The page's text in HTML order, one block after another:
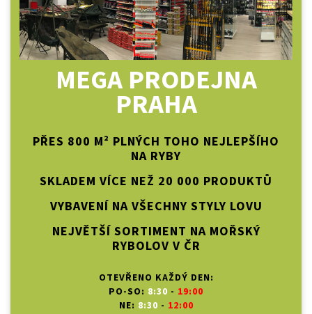
MEGA PRODEJNA
PRAHA
PŘES 800 M² PLNÝCH TOHO NEJLEPŠÍHO
NA RYBY
SKLADEM VÍCE NEŽ 20 000 PRODUKTŮ
VYBAVENÍ NA VŠECHNY STYLY LOVU
NEJVĚTŠÍ SORTIMENT NA MOŘSKÝ
RYBOLOV V ČR
OTEVŘENO KAŽDÝ DEN:
PO-SO: 8:30 - 19:00
NE: 8:30 - 12:00